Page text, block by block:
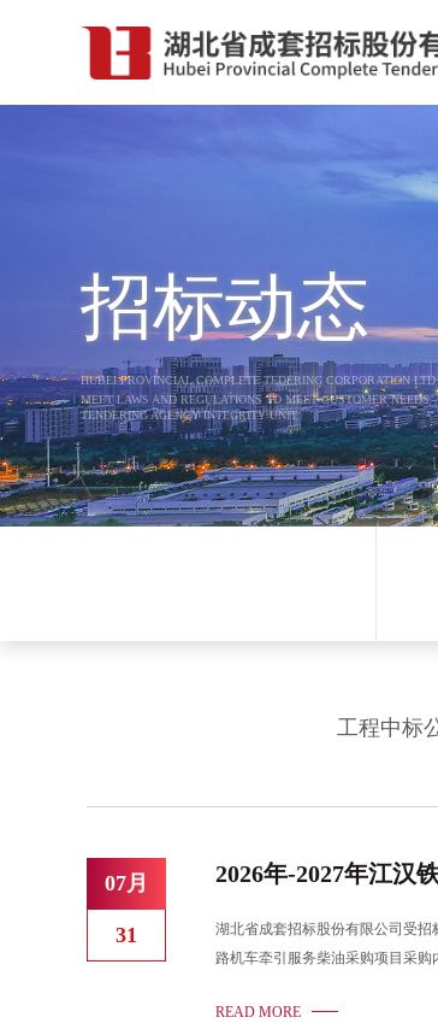
招标动态
HUBEI PROVINCIAL COMPLETE TEDERING CORPORATION LTD
MEET LAWS AND REGULATIONS TO MEET CUSTOMER NEEDS
TENDERING AGENCY INTEGRITY UNIT
工程中标
07月
31
2026年-2027年江汉
湖北省成套招标股份有限公司受招
路机车牵引服务柴油采购项目采
READ MORE